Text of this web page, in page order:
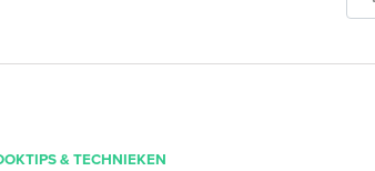
& TECHNIEKEN